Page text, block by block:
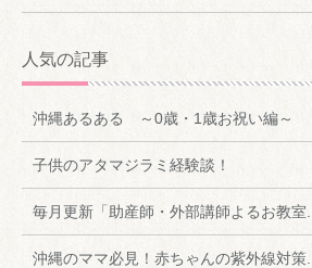
人気の記事
沖縄あるある ～0歳・1歳お祝い編～
子供のアタマジラミ経験談！
毎月更新「助産師・外部講師よるお教室...
沖縄のママ必見！赤ちゃんの紫外線対策...